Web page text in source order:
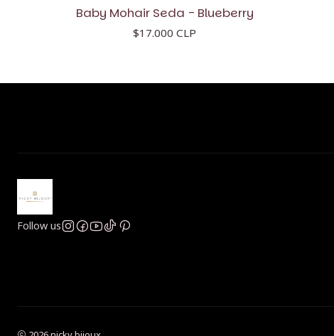
Baby Mohair Seda - Blueberry
$17.000 CLP
Follow us